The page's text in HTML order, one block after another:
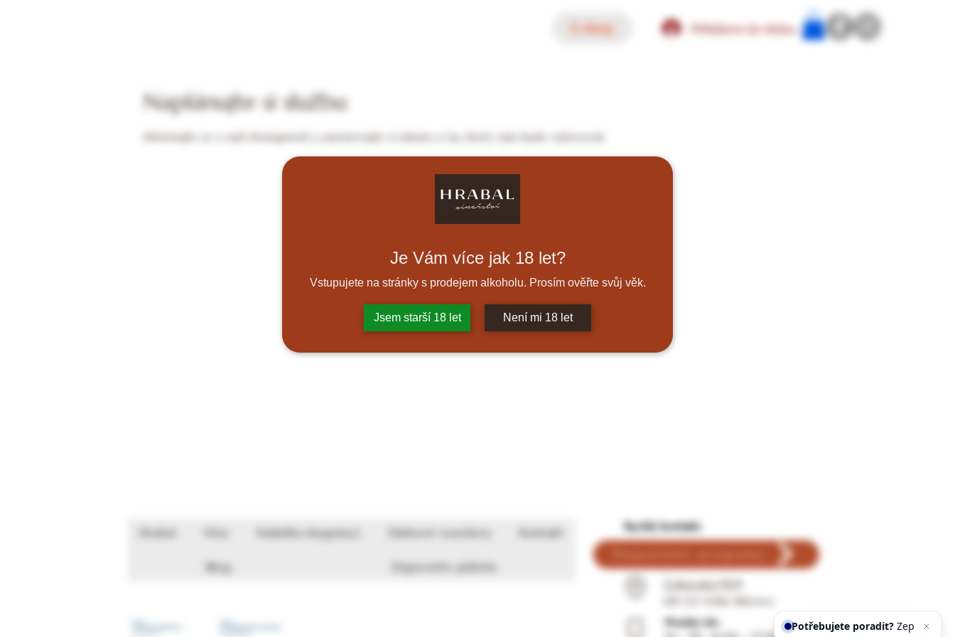
Je Vám více jak 18 let?
Vstupujete na stránky s prodejem alkoholu. Prosím ověřte svůj věk.
Jsem starší 18 let Není mi 18 let
E-shop Přihlášení do klubu
Naplánujte si službu
Informujte se o naší dostupnosti a zarezervujte si datum a čas, který vám bude vyhovovat.
Hrabal Vína Nabídka degustací Dárkové vouchery Kontakt
Blog Doporučte přátele
Rychlý kontakt:
Čejkovská 1509
691 02 Velké Bílovice
Prodej vín: